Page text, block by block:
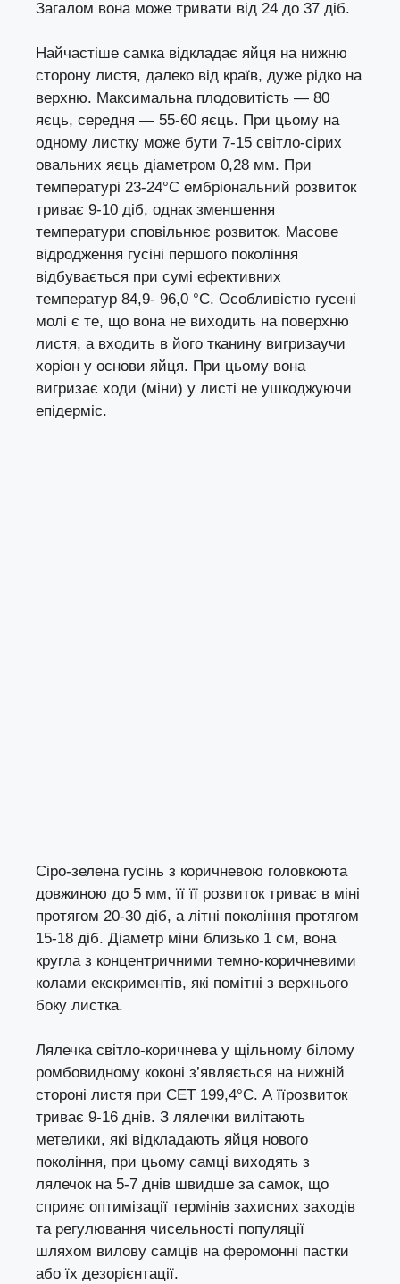
Загалом вона може тривати від 24 до 37 діб.
Найчастіше самка відкладає яйця на нижню
сторону листя, далеко від країв, дуже рідко на
верхню. Максимальна плодовитість — 80
яєць, середня — 55-60 яєць. При цьому на
одному листку може бути 7-15 світло-сірих
овальних яєць діаметром 0,28 мм. При
температурі 23-24°С ембріональний розвиток
триває 9-10 діб, однак зменшення
температури сповільнює розвиток. Масове
відродження гусіні першого покоління
відбувається при сумі ефективних
температур 84,9- 96,0 °С. Особливістю гусені
молі є те, що вона не виходить на поверхню
листя, а входить в його тканину вигризаучи
хоріон у основи яйця. При цьому вона
вигризає ходи (міни) у листі не ушкоджуючи
епідерміс.
Сіро-зелена гусінь з коричневою головкоюта
довжиною до 5 мм, її її розвиток триває в міні
протягом 20-30 діб, а літні покоління протягом
15-18 діб. Діаметр міни близько 1 см, вона
кругла з концентричними темно-коричневими
колами екскриментів, які помітні з верхнього
боку листка.
Лялечка світло-коричнева у щільному білому
ромбовидному коконі з’являється на нижній
стороні листя при СЕТ 199,4°С. А їїрозвиток
триває 9-16 днів. З лялечки вилітають
метелики, які відкладають яйця нового
покоління, при цьому самці виходять з
лялечок на 5-7 днів швидше за самок, що
сприяє оптимізації термінів захисних заходів
та регулювання чисельності популяції
шляхом вилову самців на феромонні пастки
або їх дезорієнтації.